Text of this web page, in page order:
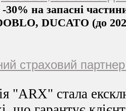
на запасні
DUCATO (до
страховий
"ARX" стала